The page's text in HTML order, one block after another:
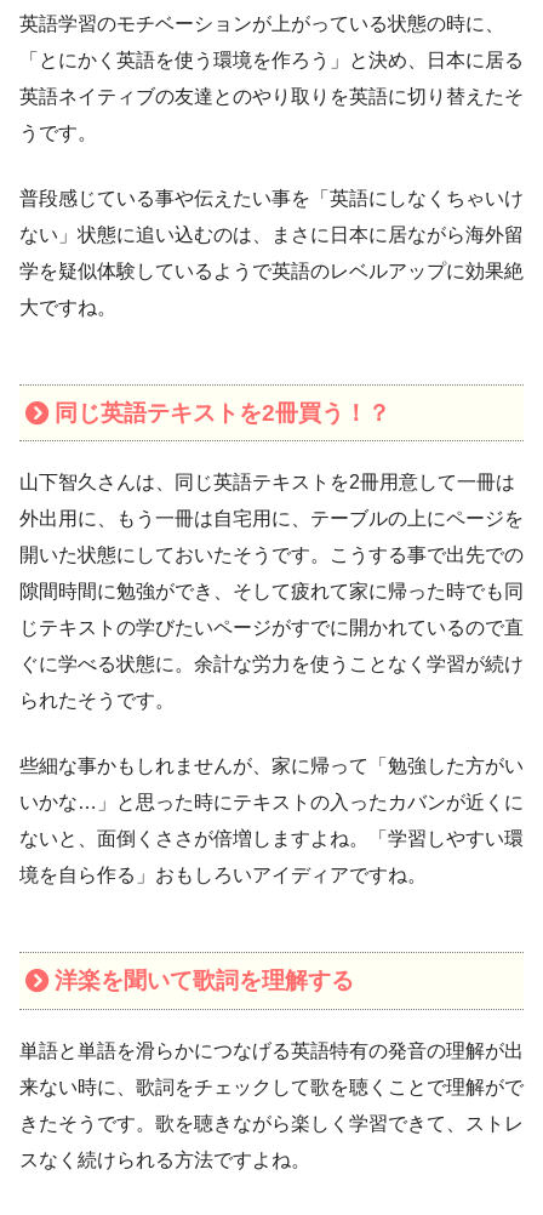
英語学習のモチベーションが上がっている状態の時に、
「とにかく英語を使う環境を作ろう」と決め、日本に居る
英語ネイティブの友達とのやり取りを英語に切り替えたそ
うです。
普段感じている事や伝えたい事を「英語にしなくちゃいけ
ない」状態に追い込むのは、まさに日本に居ながら海外留
学を疑似体験しているようで英語のレベルアップに効果絶
大ですね。
同じ英語テキストを2冊買う！？
山下智久さんは、同じ英語テキストを2冊用意して一冊は
外出用に、もう一冊は自宅用に、テーブルの上にページを
開いた状態にしておいたそうです。こうする事で出先での
隙間時間に勉強ができ、そして疲れて家に帰った時でも同
じテキストの学びたいページがすでに開かれているので直
ぐに学べる状態に。余計な労力を使うことなく学習が続け
られたそうです。
些細な事かもしれませんが、家に帰って「勉強した方がい
いかな…」と思った時にテキストの入ったカバンが近くに
ないと、面倒くささが倍増しますよね。「学習しやすい環
境を自ら作る」おもしろいアイディアですね。
洋楽を聞いて歌詞を理解する
単語と単語を滑らかにつなげる英語特有の発音の理解が出
来ない時に、歌詞をチェックして歌を聴くことで理解がで
きたそうです。歌を聴きながら楽しく学習できて、ストレ
スなく続けられる方法ですよね。